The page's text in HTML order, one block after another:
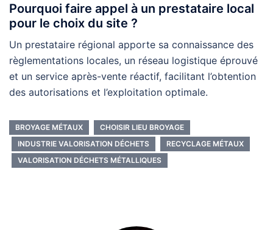
Pourquoi faire appel à un prestataire local
pour le choix du site ?
Un prestataire régional apporte sa connaissance des
règlementations locales, un réseau logistique éprouvé
et un service après-vente réactif, facilitant l’obtention
des autorisations et l’exploitation optimale.
BROYAGE MÉTAUX
CHOISIR LIEU BROYAGE
INDUSTRIE VALORISATION DÉCHETS
RECYCLAGE MÉTAUX
VALORISATION DÉCHETS MÉTALLIQUES